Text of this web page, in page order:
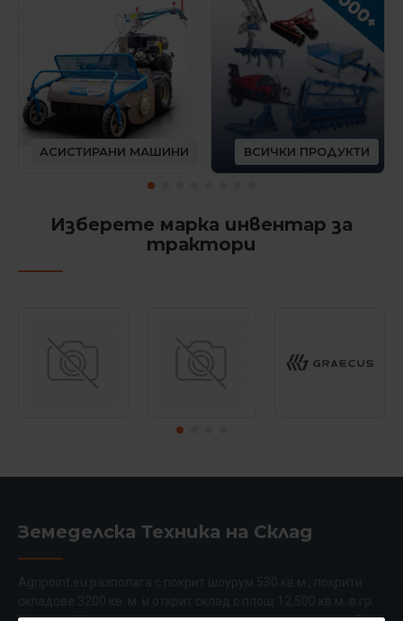
АСИСТИРАНИ МАШИНИ ВСИЧКИ ПРОДУКТИ
Изберете марка инвентар за
трактори
Земеделска Техника на Склад